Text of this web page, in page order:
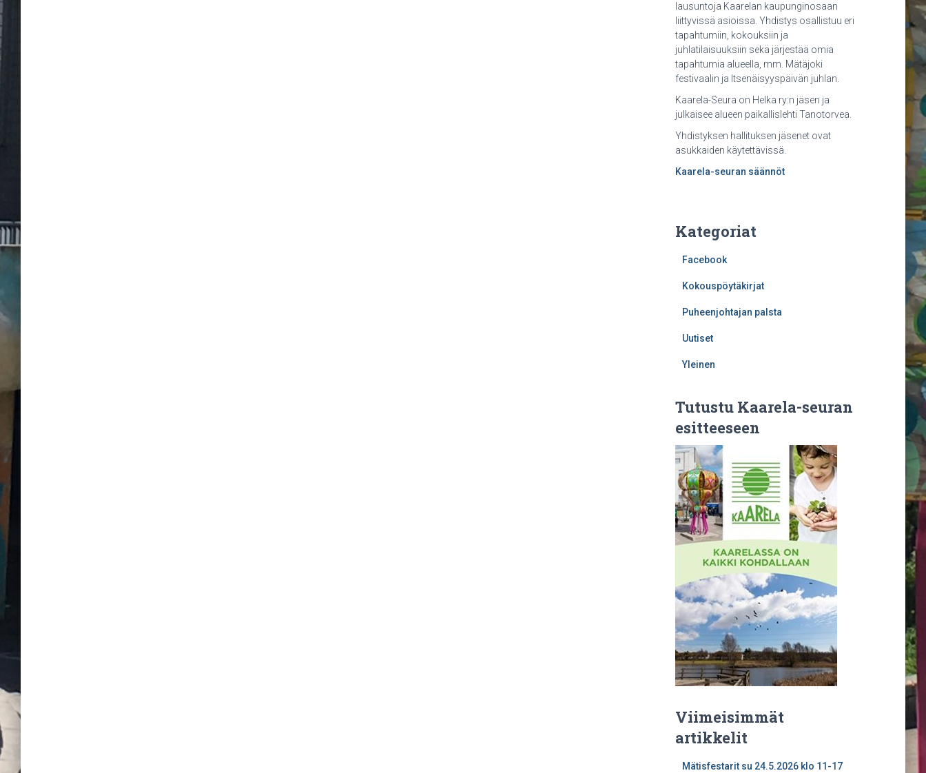
lausuntoja Kaarelan kaupunginosaan
liittyvissä asioissa. Yhdistys osallistuu eri
tapahtumiin, kokouksiin ja
juhlatilaisuuksiin sekä järjestää omia
tapahtumia alueella, mm. Mätäjoki
festivaalin ja Itsenäisyyspäivän juhlan.
Kaarela-Seura on Helka ry:n jäsen ja
julkaisee alueen paikallislehti Tanotorvea.
Yhdistyksen hallituksen jäsenet ovat
asukkaiden käytettävissä.
Kaarela-seuran säännöt
Kategoriat
Facebook
Kokouspöytäkirjat
Puheenjohtajan palsta
Uutiset
Yleinen
Tutustu Kaarela-seuran
esitteeseen
Viimeisimmät
artikkelit
Mätisfestarit su 24.5.2026 klo 11-17